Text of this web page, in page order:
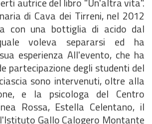
di Cava dei Tirreni, nel 2012
con una bottiglia di acido dal
voleva separarsi ed ha
esperienza All'evento, che ha
partecipazione degli studenti del
sono intervenuti, oltre alla
e la psicologa del Centro
Rossa, Estella Celentano, il
Gallo Calogero Montante